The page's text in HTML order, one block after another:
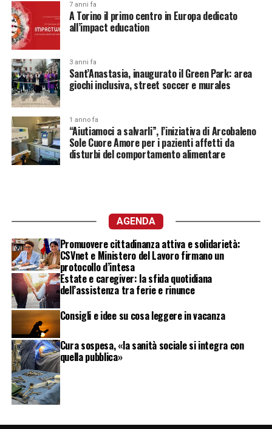
7 anni fa
A Torino il primo centro in Europa dedicato
all’impact education
3 anni fa
Sant’Anastasia, inaugurato il Green Park: area
giochi inclusiva, street soccer e murales
1 anno fa
“Aiutiamoci a salvarli”, l’iniziativa di Arcobaleno
Sole Cuore Amore per i pazienti affetti da
disturbi del comportamento alimentare
AGENDA
Promuovere cittadinanza attiva e solidarietà:
CSVnet e Ministero del Lavoro firmano un
protocollo d’intesa
Estate e caregiver: la sfida quotidiana
dell’assistenza tra ferie e rinunce
Consigli e idee su cosa leggere in vacanza
Cura sospesa, «la sanità sociale si integra con
quella pubblica»